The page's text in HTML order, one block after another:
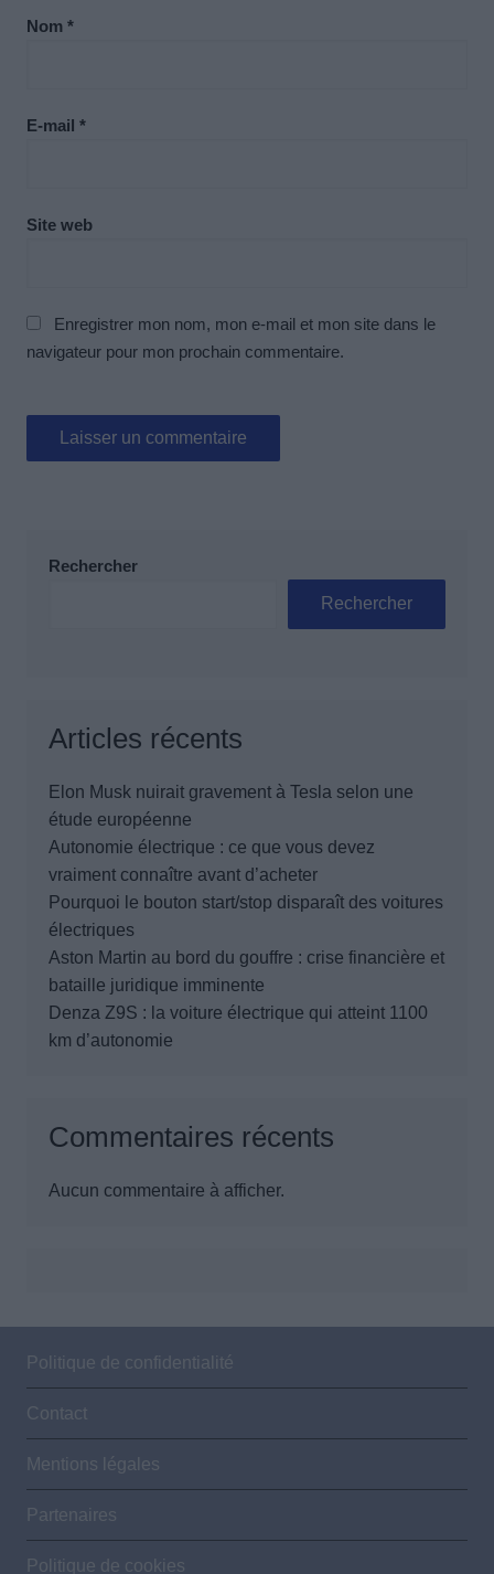
Nom *
E-mail *
Site web
Enregistrer mon nom, mon e-mail et mon site dans le
navigateur pour mon prochain commentaire.
Rechercher
Rechercher
Articles récents
Elon Musk nuirait gravement à Tesla selon une
étude européenne
Autonomie électrique : ce que vous devez
vraiment connaître avant d’acheter
Pourquoi le bouton start/stop disparaît des voitures
électriques
Aston Martin au bord du gouffre : crise financière et
bataille juridique imminente
Denza Z9S : la voiture électrique qui atteint 1100
km d’autonomie
Commentaires récents
Aucun commentaire à afficher.
Politique de confidentialité
Contact
Mentions légales
Partenaires
Politique de cookies